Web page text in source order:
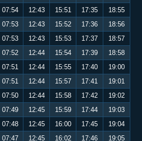
07:54 12:43 15:51 17:35
18:55
07:53 12:43 15:52 17:36
18:56
07:53 12:43 15:53 17:37
18:57
07:52 12:44 15:54 17:39
18:58
07:51 12:44 15:55 17:40
19:00
07:51 12:44 15:57 17:41
19:01
07:50 12:44 15:58 17:42
19:02
07:49 12:45 15:59 17:44
19:03
07:48 12:45 16:00 17:45
19:04
07:47 12:45 16:02 17:46
19:05